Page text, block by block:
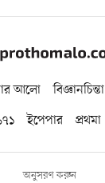
আলো বিজ্ঞানচিন্তা
ইপেপার প্রথমা
অনুসরণ করুন